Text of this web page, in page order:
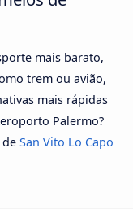
mais barato,
trem ou avião,
mais rápidas
Palermo?
San Vito Lo Capo